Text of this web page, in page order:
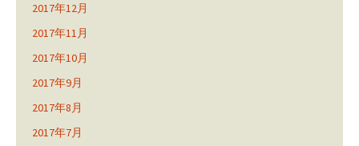
2017年12月
2017年11月
2017年10月
2017年9月
2017年8月
2017年7月